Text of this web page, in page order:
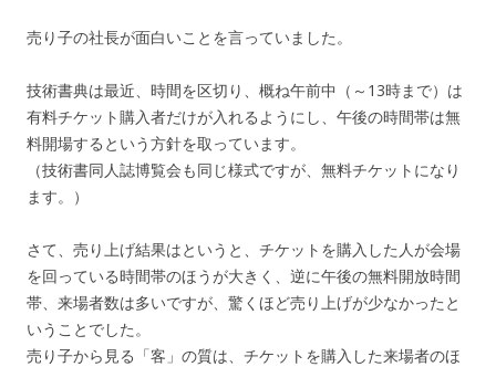
売り子の社長が面白いことを言っていました。
技術書典は最近、時間を区切り、概ね午前中（～13時まで）は
有料チケット購入者だけが入れるようにし、午後の時間帯は無
料開場するという方針を取っています。
（技術書同人誌博覧会も同じ様式ですが、無料チケットになり
ます。）
さて、売り上げ結果はというと、チケットを購入した人が会場
を回っている時間帯のほうが大きく、逆に午後の無料開放時間
帯、来場者数は多いですが、驚くほど売り上げが少なかったと
いうことでした。
売り子から見る「客」の質は、チケットを購入した来場者のほ